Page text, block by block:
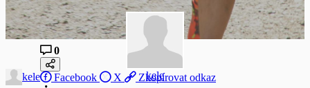
kele
kele
0
Facebook X Zkopírovat odkaz